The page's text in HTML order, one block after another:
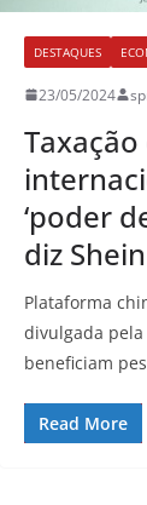
DESTAQUES
23/05/2024
‘poder
diz Shein
Plataforma
divulgada
beneficiam
Read More